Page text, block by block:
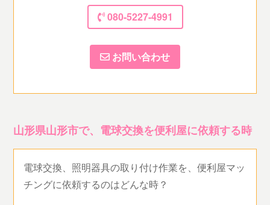
080-5227-4991
お問い合わせ
山形県山形市で、電球交換を便利屋に依頼する時
電球交換、照明器具の取り付け作業を、便利屋マッ
チングに依頼するのはどんな時？